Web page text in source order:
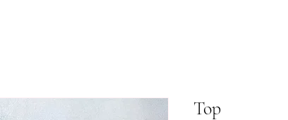
Top